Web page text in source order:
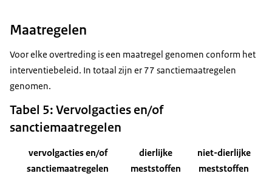
Maatregelen
Voor elke overtreding is een maatregel genomen conform het
interventiebeleid. In totaal zijn er 77 sanctiemaatregelen
genomen.
Tabel 5: Vervolgacties en/of
sanctiemaatregelen
vervolgacties en/of
sanctiemaatregelen
dierlijke
meststoffen
niet-dierlijke
meststoffen